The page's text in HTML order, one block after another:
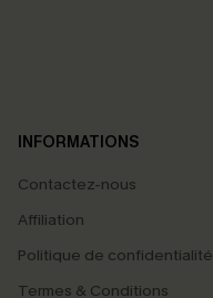
INFORMATIONS
Contactez-nous
Affiliation
Politique de confidentialité
Termes & Conditions